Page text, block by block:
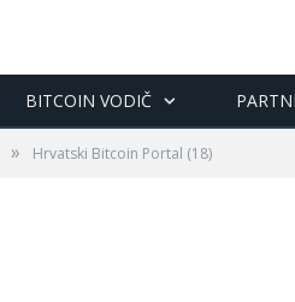
BITCOIN VODIČ
» Hrvatski Bitcoin Portal (18)